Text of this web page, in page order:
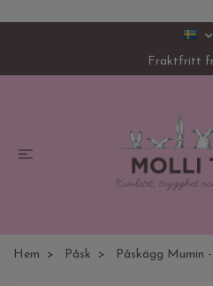
Fraktfritt
Hem Påsk Påskägg Mumin